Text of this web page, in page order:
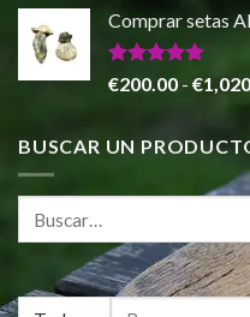
de 5
Comprar setas
Valorado
€200.00 - €
BUSCAR UN
Buscar